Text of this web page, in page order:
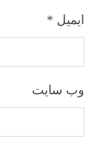
ایمیل *
وب‌ سایت